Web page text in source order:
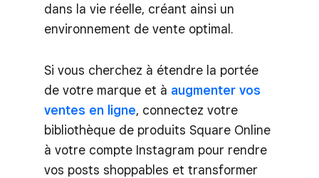
dans la vie réelle, créant ainsi un
environnement de vente optimal.
Si vous cherchez à étendre la portée
de votre marque et à augmenter vos
ventes en ligne, connectez votre
bibliothèque de produits Square Online
à votre compte Instagram pour rendre
vos posts shoppables et transformer